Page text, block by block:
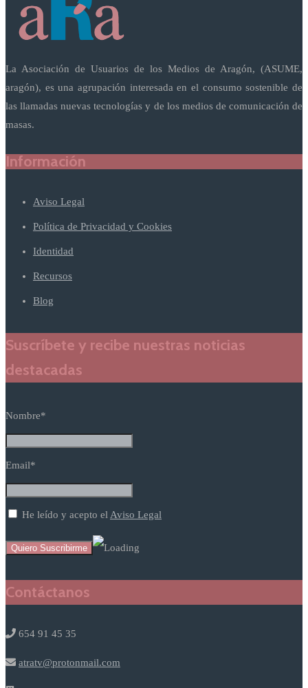
La Asociación de Usuarios de los Medios de Aragón, (ASUME,
aragón), es una agrupación interesada en el consumo sostenible de
las llamadas nuevas tecnologías y de los medios de comunicación de
masas.
Información
Aviso Legal
Política de Privacidad y Cookies
Identidad
Recursos
Blog
Suscríbete y recibe nuestras noticias
destacadas
Nombre*
Email*
He leído y acepto el Aviso Legal
Contáctanos
654 91 45 35
atratv@protonmail.com